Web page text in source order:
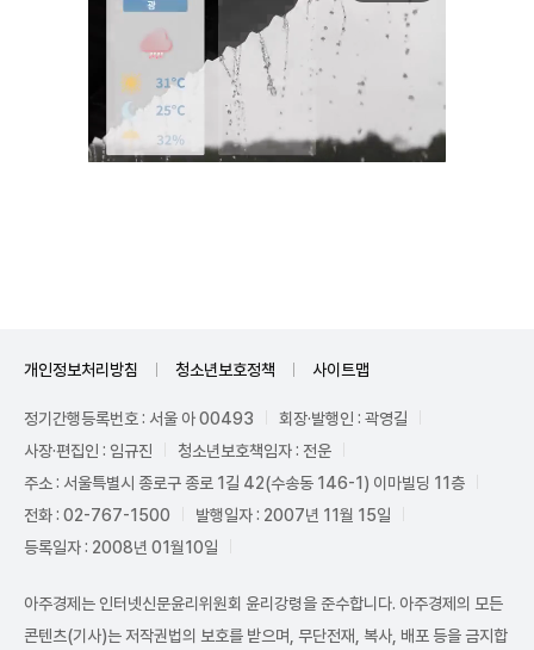
개인정보처리방침 청소년보호정책 사이트맵
정기간행등록번호 : 서울 아 00493
회장·발행인 : 곽영길
사장·편집인 : 임규진
청소년보호책임자 : 전운
주소 : 서울특별시 종로구 종로 1길 42(수송동 146-1) 이마빌딩 11층
전화 : 02-767-1500
발행일자 : 2007년 11월 15일
등록일자 : 2008년 01월10일
아주경제는 인터넷신문윤리위원회 윤리강령을 준수합니다. 아주경제의 모든
콘텐츠(기사)는 저작권법의 보호를 받으며, 무단전재, 복사, 배포 등을 금지합